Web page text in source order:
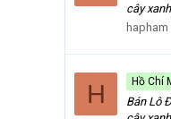
cây
hapham
H Hồ Chí
Bán Lô